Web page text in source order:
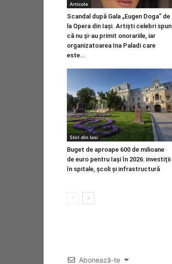
Articole
Scandal după Gala „Eugen Doga” de
la Opera din Iași. Artiști celebri spun
că nu și-au primit onorariile, iar
organizatoarea Ina Paladi care
este...
Stiri din Iasi
Buget de aproape 600 de milioane
de euro pentru Iași în 2026: investiții
în spitale, școli și infrastructură
Abonează-te